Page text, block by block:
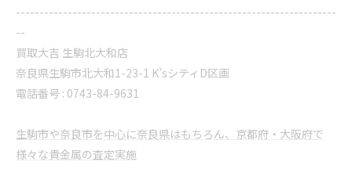
--------------------------------------------------------------------
--
買取大吉 生駒北大和店
奈良県生駒市北大和1-23-1 K’sシティD区画
電話番号 : 0743-84-9631
生駒市や奈良市を中心に奈良県はもちろん、京都府・大阪府で
様々な貴金属の査定実施